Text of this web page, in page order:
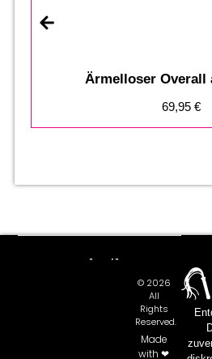
Ärmelloser Overall
69,95 €
© 2026
All
Rights
Reserved.
Made
with ❤